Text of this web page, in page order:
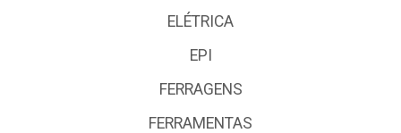
ELÉTRICA
EPI
FERRAGENS
FERRAMENTAS